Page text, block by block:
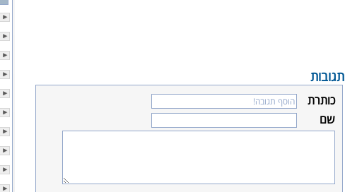
תגובות
כותרת
שם